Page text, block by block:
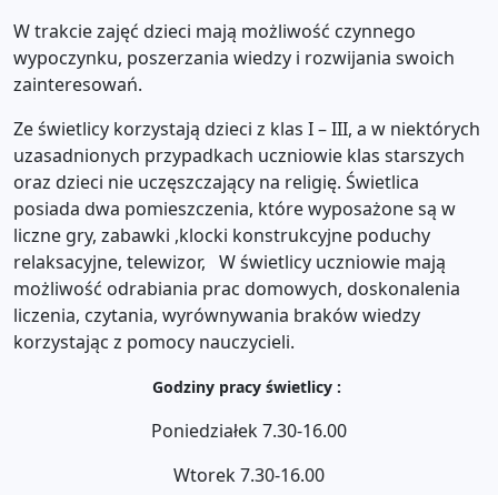
W trakcie zajęć dzieci mają możliwość czynnego
wypoczynku, poszerzania wiedzy i rozwijania swoich
zainteresowań.
Ze świetlicy korzystają dzieci z klas I – III, a w niektórych
uzasadnionych przypadkach uczniowie klas starszych
oraz dzieci nie uczęszczający na religię. Świetlica
posiada dwa pomieszczenia, które wyposażone są w
liczne gry, zabawki ,klocki konstrukcyjne poduchy
relaksacyjne, telewizor, W świetlicy uczniowie mają
możliwość odrabiania prac domowych, doskonalenia
liczenia, czytania, wyrównywania braków wiedzy
korzystając z pomocy nauczycieli.
Godziny pracy świetlicy :
Poniedziałek 7.30-16.00
Wtorek 7.30-16.00